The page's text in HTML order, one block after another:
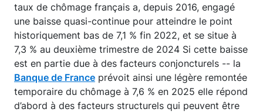
taux de chômage français a, depuis 2016, engagé
une baisse quasi-continue pour atteindre le point
historiquement bas de 7,1 % fin 2022, et se situe à
7,3 % au deuxième trimestre de 2024 Si cette baisse
est en partie due à des facteurs conjoncturels -- la
Banque de France prévoit ainsi une légère remontée
temporaire du chômage à 7,6 % en 2025 elle répond
d’abord à des facteurs structurels qui peuvent être